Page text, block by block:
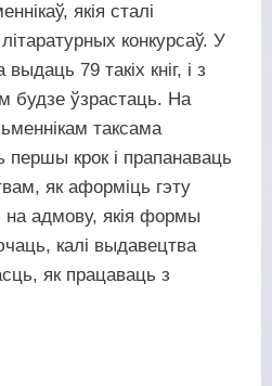
якія сталі
конкурсаў. У
79 такіх кніг, і з
будзе ўзрастаць. На
таксама
першы крок і прапанаваць
як аформіць гэту
на адмову, якія формы
калі выдавецтва
як працаваць з